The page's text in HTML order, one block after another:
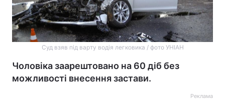
Суд взяв під варту водія легковика / фото УНІАН
Чоловіка заарештовано на 60 діб без
можливості внесення застави.
Реклама